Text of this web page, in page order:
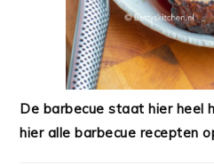
De barbecue staat hier heel
hier alle barbecue recepten